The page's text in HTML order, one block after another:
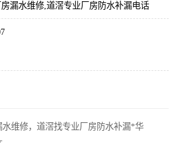
漏水维修,道滘专业厂房防水补漏电话
维修，道滘找专业厂房防水补漏*华